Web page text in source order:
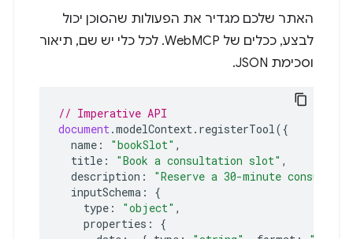
האתר שלכם מגדיר את הפעולות שהסוכן יכול
לבצע, ככלים של WebMCP. לכל כלי יש שם, תיאור
וסכימת JSON.
// Imperative API
document.modelContext. registerTool({
name : "bookSlot" ,
title : "Book a consultation slot" ,
description :
"Reserve a 30-minute
inputSchema :
{
type : "object" ,
properties :
{